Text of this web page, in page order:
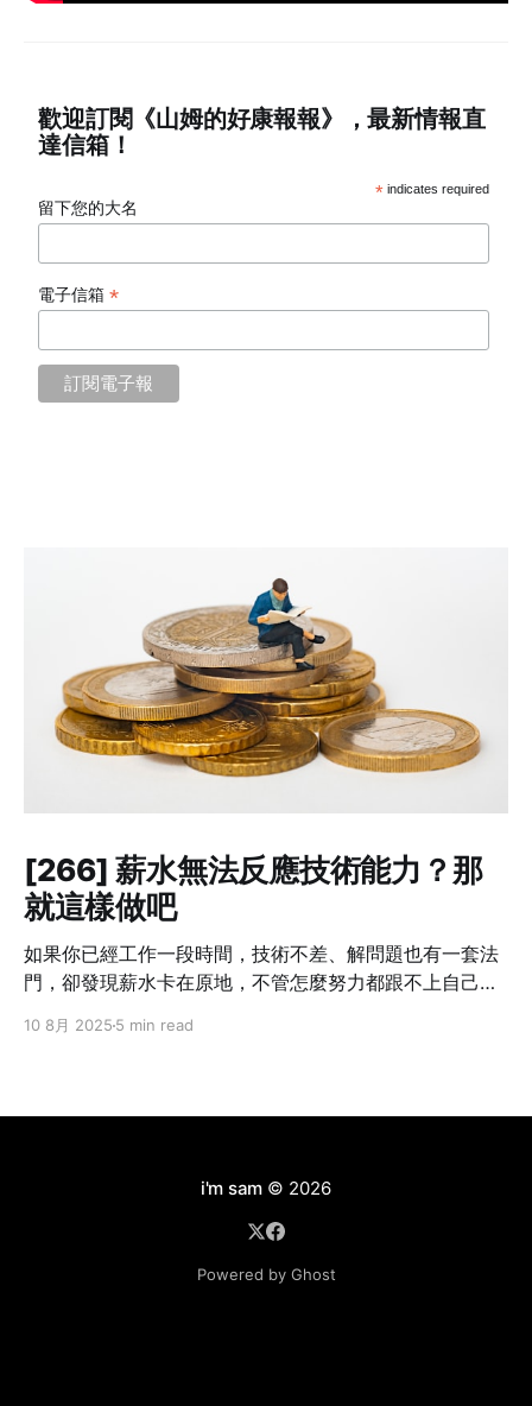
歡迎訂閱《山姆的好康報報》，最新情報直
達信箱！
* indicates required
留下您的大名
電子信箱*
[266] 薪水無法反應技術能力？那
就這樣做吧
如果你已經工作一段時間，技術不差、解問題也有一套法
門，卻發現薪水卡在原地，不管怎麼努力都跟不上自己的
想過：「我現在的貢獻，真的只有這個數字嗎？」但光靠
在的角色，有可見的成果嗎？ 能不能列出三件「有你做比
較順、沒你就出事」的工作內容？比如說：系統穩定性明
10 8月 2025 5 min read
i'm sam © 2026
Powered by Ghost